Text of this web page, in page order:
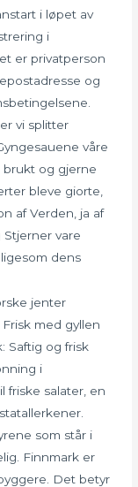
i løpet av
i
er privatperson
og
vi splitter
våre
brukt og gjerne
bleve giorte,
af Verden, ja af
vare
dens
med gyllen
Saftig og frisk
i
friske salater, en
som står i
Finnmark er
Det betyr